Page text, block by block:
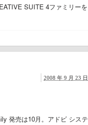
SUITE 4ファミリーを
2008 年 9 月 23 日
発売は10月。アドビ システ